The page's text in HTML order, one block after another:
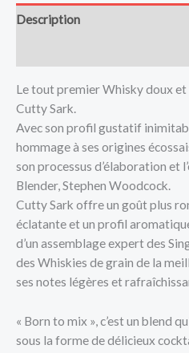
Description
Le tout premier Whisky doux
Cutty Sark.
Avec son profil gustatif
hommage à ses origines
son processus d’élaboration et
Blender, Stephen Woodcock.
Cutty Sark offre un goût plus
éclatante et un profil
d’un assemblage expert des
des Whiskies de grain de la
ses notes légères et
« Born to mix », c’est un blend
sous la forme de délicieux